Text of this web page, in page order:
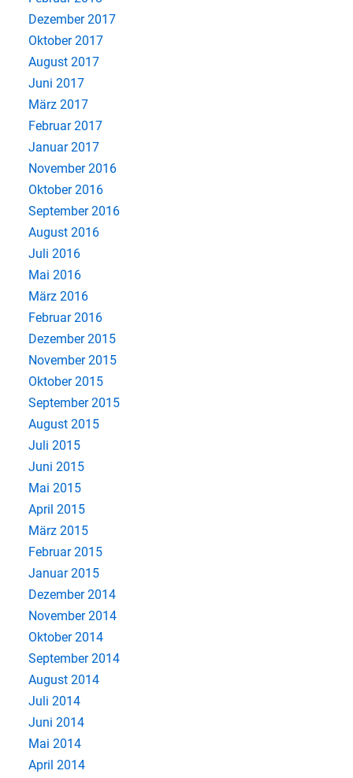
Dezember 2017
Oktober 2017
August 2017
Juni 2017
März 2017
Februar 2017
Januar 2017
November 2016
Oktober 2016
September 2016
August 2016
Juli 2016
Mai 2016
März 2016
Februar 2016
Dezember 2015
November 2015
Oktober 2015
September 2015
August 2015
Juli 2015
Juni 2015
Mai 2015
April 2015
März 2015
Februar 2015
Januar 2015
Dezember 2014
November 2014
Oktober 2014
September 2014
August 2014
Juli 2014
Juni 2014
Mai 2014
April 2014